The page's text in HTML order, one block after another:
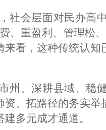
社会层面对民办高
、重盈利、管理松
来看，这种传统认
州、深耕县域、稳
资、拓路径的务实
多元成才通道。